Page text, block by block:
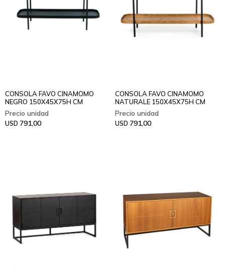
CONSOLA FAVO CINAMOMO
NEGRO 150X45X75H CM
USD 791,00
CONSOLA FAVO CINAMOMO
NATURALE 150X45X75H CM
USD 791,00